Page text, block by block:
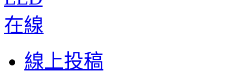
線上投稿